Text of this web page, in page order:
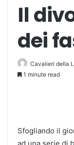
Il
dei
Cavalieri della
1 minute read
Sfogliando il